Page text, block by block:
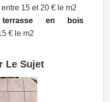
15 et 20 € le m2
terrasse en bois
€ le m2
Le Sujet